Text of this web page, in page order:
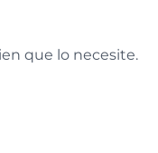
que lo necesite.